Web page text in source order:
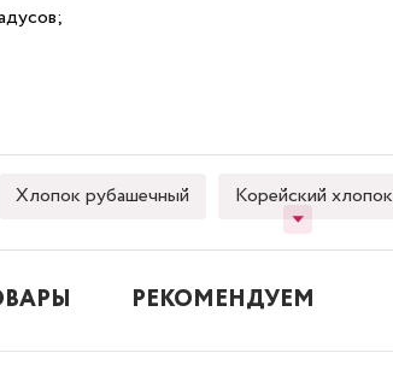
Хлопок рубашечный Корейский хлопок
РЕКОМЕНДУЕМ